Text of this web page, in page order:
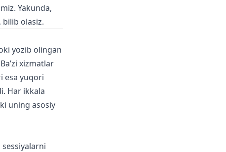
Yakunda,
olasiz.
yozib olingan
xizmatlar
esa yuqori
Har ikkala
uning asosiy
sessiyalarni